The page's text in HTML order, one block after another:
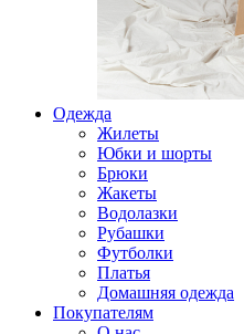
Одежда
Жилеты
Юбки и шорты
Брюки
Жакеты
Водолазки
Рубашки
Футболки
Платья
Домашняя одежда
Покупателям